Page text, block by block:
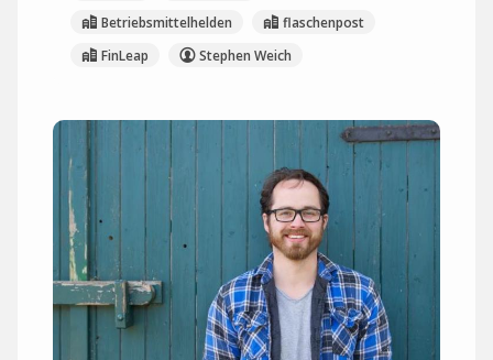
Betriebsmittelhelden
flaschenpost
FinLeap
Stephen Weich